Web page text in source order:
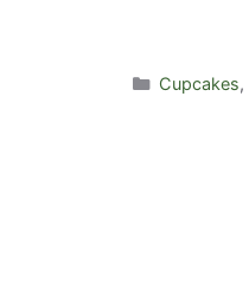
Categorías
Cupcakes,